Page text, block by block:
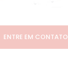
ENTRE EM CONTATO